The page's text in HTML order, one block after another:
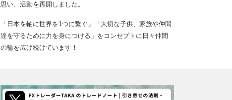
思い、活動を再開しました。
「日本を軸に世界を1つに繋ぐ」「大切な子供、家族や仲間
達を守るために力を身につける」をコンセプトに日々仲間
の輪を広げ続けています！